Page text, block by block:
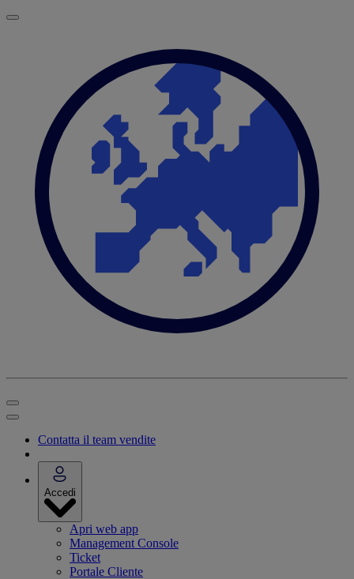
Contatta il team vendite
Accedi
Apri web app
Management Console
Ticket
Portale Cliente